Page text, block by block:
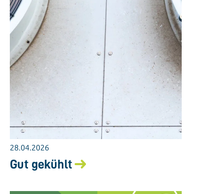
28.04.2026
Gut gekühlt